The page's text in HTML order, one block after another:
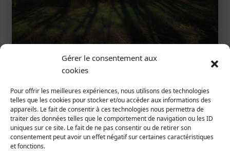
Gérer le consentement aux
cookies
Pour offrir les meilleures expériences, nous utilisons des technologies
telles que les cookies pour stocker et/ou accéder aux informations des
appareils. Le fait de consentir à ces technologies nous permettra de
traiter des données telles que le comportement de navigation ou les ID
uniques sur ce site. Le fait de ne pas consentir ou de retirer son
consentement peut avoir un effet négatif sur certaines caractéristiques
et fonctions.
Le Prieuré, inscrit Monument Historique, et au
premier plan le ruisseau de l’Oiselière près du site
Document de présentation du projet